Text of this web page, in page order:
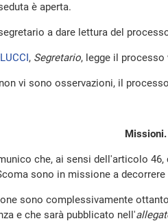
è aperta.
a dare lettura del
, Segretario, legge il processo
vi sono osservazioni, il
Missioni.
che, ai sensi dell'articolo
sono in missione a
sono complessivamente
e che sarà pubblicato nell'